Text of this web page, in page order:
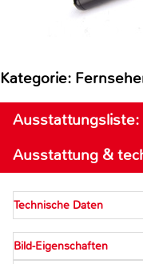
Kategorie:
Ausstattungsliste:
Ausstattung &
Technische Daten
Bild-Eigenschaften